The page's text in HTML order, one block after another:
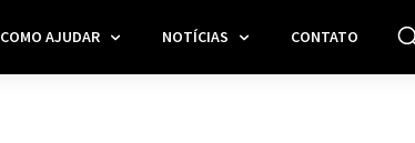
COMO AJUDAR NOTÍCIAS CONTATO